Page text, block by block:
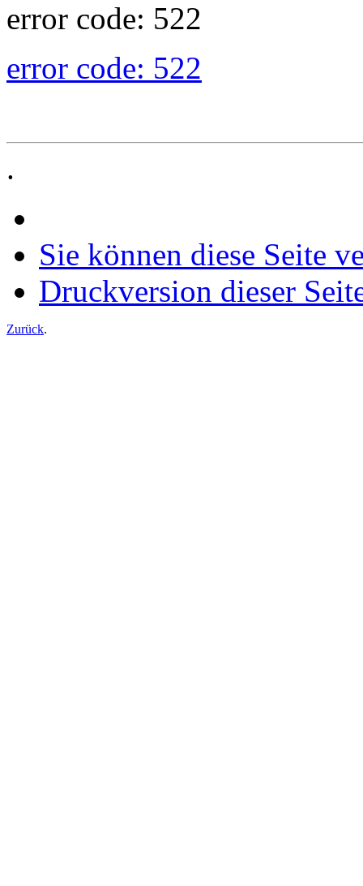
error code: 522
error code: 522
.
Sie können diese Seite
Druckversion dieser
Zurück.